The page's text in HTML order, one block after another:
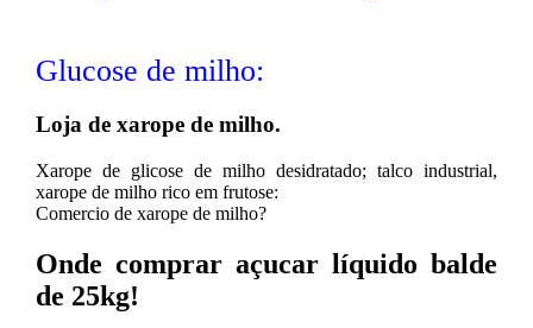
Glucose de milho:
Loja de xarope de milho.
Xarope de glicose de milho desidratado; talco industrial,
xarope de milho rico em frutose:
Comercio de xarope de milho?
Onde comprar açucar líquido balde
de 25kg!